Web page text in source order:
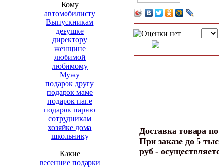
Кому
автомобилисту
Выпускникам
девушке
директору
женщине
любимой
любимому
Мужу
подарок другу
подарок маме
подарок папе
подарок парню
сотрудникам
хозяйке дома
школьнику
Какие
весенние подарки
Доставка товара
При заказе до 5
руб -